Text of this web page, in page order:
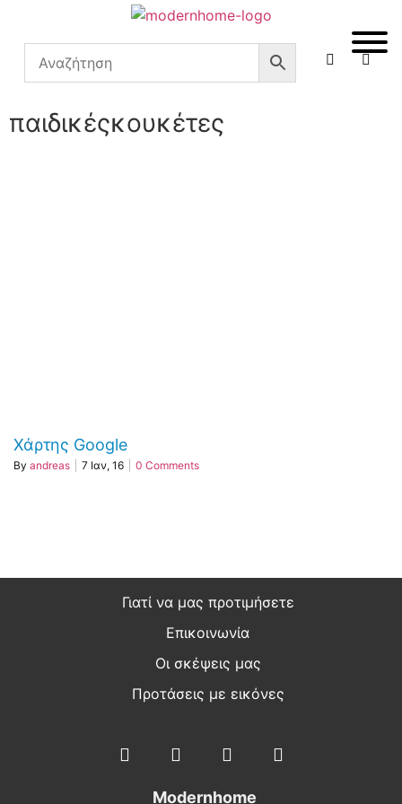
παιδικέςκουκέτες
Χάρτης Google
By andreas 7 Ιαν, 16 0 Comments
Γιατί να μας προτιμήσετε
Επικοινωνία
Οι σκέψεις μας
Προτάσεις με εικόνες
Modernhome